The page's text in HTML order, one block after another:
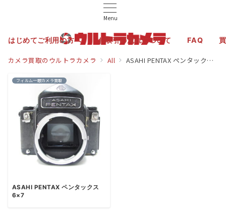
Menu
はじめてご利用の方へ お取引の流れについて FAQ
カメラ買取のウルトラカメラ All ASAHI PENTAX ペンタックス 6×7
フィルム一眼カメラ買取
ASAHI PENTAX ペンタックス
6×7